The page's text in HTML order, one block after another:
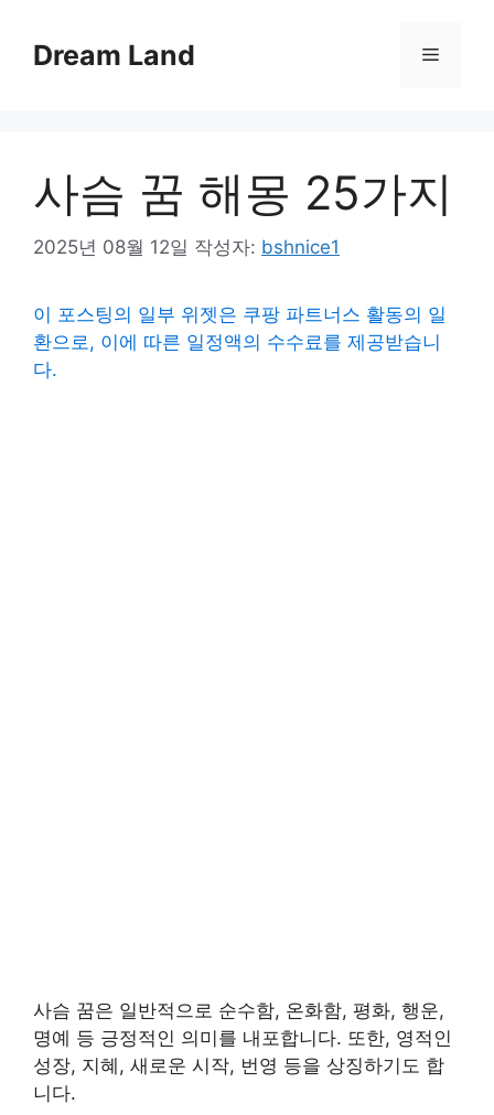
Dream Land 메
사슴 꿈 해몽 25가지
2025년 08월 12일 작성자: bshnice1
이 포스팅의 일부 위젯은 쿠팡 파트너스 활동의 일
환으로, 이에 따른 일정액의 수수료를 제공받습니
다.
사슴 꿈은 일반적으로 순수함, 온화함, 평화, 행운,
명예 등 긍정적인 의미를 내포합니다. 또한, 영적인
성장, 지혜, 새로운 시작, 번영 등을 상징하기도 합
니다.